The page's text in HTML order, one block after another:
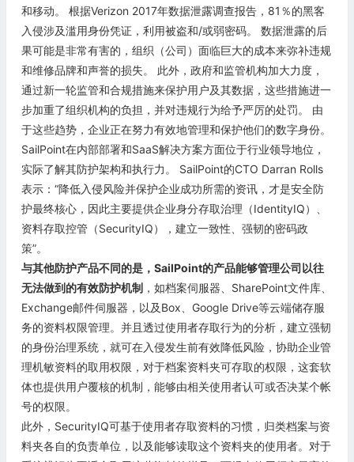
和移动。 根据Verizon 2017年数据泄露调查报告，81％的黑客
入侵涉及滥用身份凭证，利用被盗和/或弱密码。 数据泄露的后
果可能是非常有害的，组织（公司）面临巨大的成本来弥补违规
和维修品牌和声誉的损失。 此外，政府和监管机构加大力度，
通过新一轮监管和合规措施来保护用户及其数据，这些措施进一
步加重了组织机构的负担，并对违规行为给予严厉的处罚。 由
于这些趋势，企业正在努力有效地管理和保护他们的数字身份。
SailPoint在内部部署和SaaS解决方案方面位于行业领导地位，
实际了解其防护架构和执行力。 SailPoint的CTO Darran Rolls
表示：“降低入侵风险并保护企业成功所需的资讯，才是安全防
护最终核心，因此主要提供企业身分存取治理（IdentityIQ）、
资料存取控管（SecurityIQ），建立一致性、强韧的密码政
策”。
与其他防护产品不同的是，SailPoint的产品能够管理公司以往
无法做到的有效防护机制，如档案伺服器、SharePoint文件库、
Exchange邮件伺服器，以及Box GoogleDrive等云端储存服
务的资料权限管理。并且透过使用者存取行为的分析，建立强韧
的身份治理系统，就可在入侵发生前有效降低风险，协助企业管
理机敏资料的取用权限，对于档案资料夹可存取的权限，这套软
体也提供用户覆核的机制，能够由相关使用者认可或否决某个帐
号的权限。
此外，SecurityIQ可基于使用者存取资料的习惯，归类档案与资
料夹各自的负责单位，以及能够读取这个资料夹的使用者。对于